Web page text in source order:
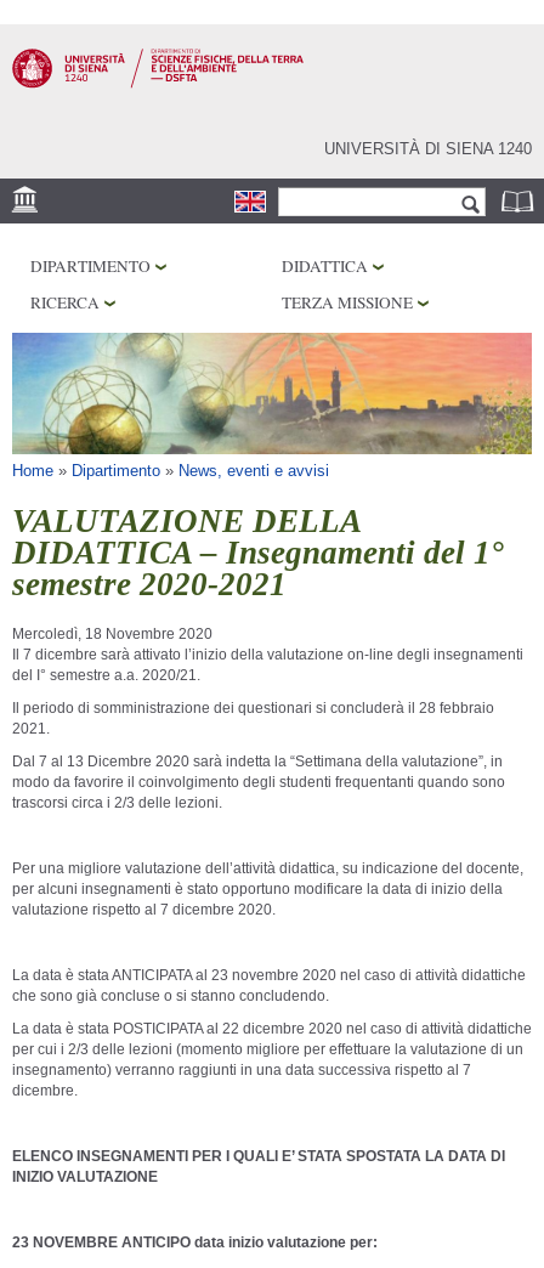
contenuto
principale
UNIVERSITÀ DI SIENA 1240
Form di ricerca
MUSEI
OSSERVATORIO
BIBLIOTECHE
SERVIZI
DIPARTIMENTO
DIDATTICA
RICERCA
TERZA MISSIONE
Tu sei qui
Home » Dipartimento » News, eventi e avvisi
VALUTAZIONE DELLA
DIDATTICA – Insegnamenti del 1°
semestre 2020-2021
Mercoledì, 18 Novembre 2020
Il 7 dicembre sarà attivato l’inizio della valutazione on-line degli insegnamenti
del I° semestre a.a. 2020/21.
Il periodo di somministrazione dei questionari si concluderà il 28 febbraio
2021.
Dal 7 al 13 Dicembre 2020 sarà indetta la “Settimana della valutazione”, in
modo da favorire il coinvolgimento degli studenti frequentanti quando sono
trascorsi circa i 2/3 delle lezioni.
Per una migliore valutazione dell’attività didattica, su indicazione del docente,
per alcuni insegnamenti è stato opportuno modificare la data di inizio della
valutazione rispetto al 7 dicembre 2020.
La data è stata ANTICIPATA al 23 novembre 2020 nel caso di attività didattiche
che sono già concluse o si stanno concludendo.
La data è stata POSTICIPATA al 22 dicembre 2020 nel caso di attività didattiche
per cui i 2/3 delle lezioni (momento migliore per effettuare la valutazione di un
insegnamento) verranno raggiunti in una data successiva rispetto al 7
dicembre.
ELENCO INSEGNAMENTI PER I QUALI E’ STATA SPOSTATA LA DATA DI
INIZIO VALUTAZIONE
23 NOVEMBRE ANTICIPO data inizio valutazione per: